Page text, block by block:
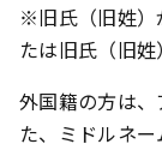
※旧氏（旧姓）
たは旧氏（旧姓
外国籍の方は
た、ミドルネ